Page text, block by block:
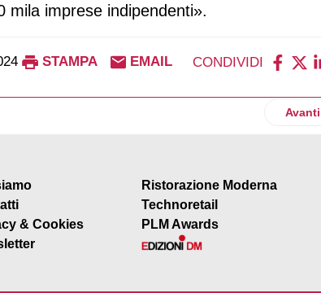
mila imprese indipendenti».
STAMPA EMAIL CONDIVIDI
per guidare Veronesi holding Avanti
& Cookies
Ristorazione Moderna
Technoretail
PLM Awards